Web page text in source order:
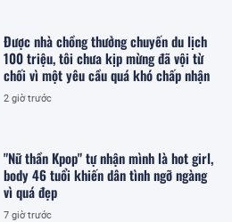
Được nhà chồng thưởng chuyến du lịch
100 triệu, tôi chưa kịp mừng đã vội từ
chối vì một yêu cầu quá khó chấp nhận
2 giờ trước
"Nữ thần Kpop" tự nhận mình là hot girl,
body 46 tuổi khiến dân tình ngỡ ngàng
vì quá đẹp
7 giờ trước